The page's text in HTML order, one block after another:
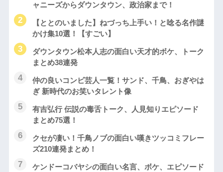
ャニーズからダウンタウン、政治家まで！
【ととのいました】ねづっち上手い！と唸る名作謎
かけ集10選！【すごい】
ダウンタウン松本人志の面白い天才的ボケ、トーク
まとめ38連発
仲の良いコンビ芸人一覧！サンド、千鳥、おぎやは
ぎ 新時代のお笑いタレント像
有吉弘行 伝説の毒舌トーク、人見知りエピソード
まとめ75選！
クセが凄い！千鳥ノブの面白い嘆きツッコミフレー
ズ210連発まとめ！
ケンドーコバヤシの面白い名言、ボケ、エピソード